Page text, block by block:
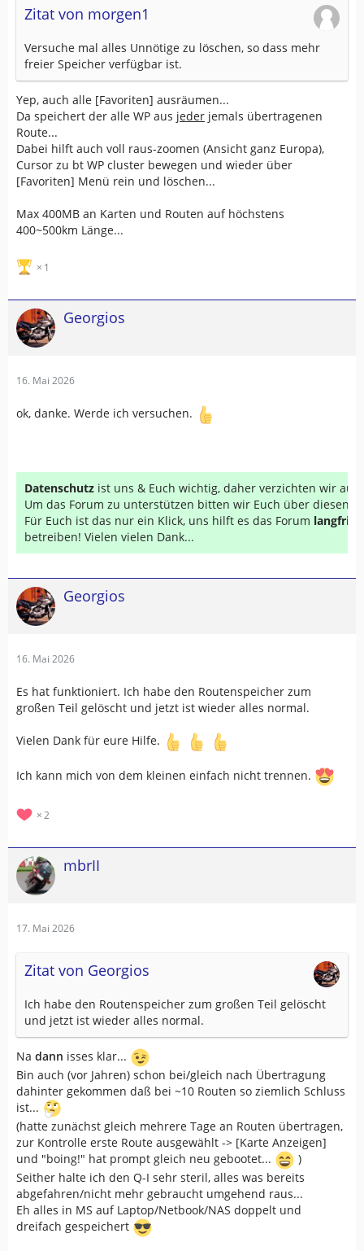
Zitat von morgen1
Versuche mal alles Unnötige zu löschen, so dass mehr
freier Speicher verfügbar ist.
Yep, auch alle [Favoriten] ausräumen...
Da speichert der alle WP aus jeder jemals übertragenen
Route...
Dabei hilft auch voll raus-zoomen (Ansicht ganz Europa),
Cursor zu bt WP cluster bewegen und wieder über
[Favoriten] Menü rein und löschen...
Max 400MB an Karten und Routen auf höchstens
400~500km Länge...
1
Georgios
16. Mai 2026
ok, danke. Werde ich versuchen.
Datenschutz ist uns & Euch wichtig, daher verzichten wir auf
Um das Forum zu unterstützen bitten wir Euch über diesen
Für Euch ist das nur ein Klick, uns hilft es das Forum
betreiben! Vielen vielen Dank...
Georgios
16. Mai 2026
Es hat funktioniert. Ich habe den Routenspeicher zum
großen Teil gelöscht und jetzt ist wieder alles normal.
Vielen Dank für eure Hilfe.
Ich kann mich von dem kleinen einfach nicht trennen.
2
mbrII
17. Mai 2026
Zitat von Georgios
Ich habe den Routenspeicher zum großen Teil gelöscht
und jetzt ist wieder alles normal.
Na dann isses klar...
Bin auch (vor Jahren) schon bei/gleich nach Übertragung
dahinter gekommen daß bei ~10 Routen so ziemlich Schluss
ist...
(hatte zunächst gleich mehrere Tage an Routen übertragen,
zur Kontrolle erste Route ausgewählt -> [Karte Anzeigen]
und "boing!" hat prompt gleich neu gebootet...
)
Seither halte ich den Q-I sehr steril, alles was bereits
abgefahren/nicht mehr gebraucht umgehend raus...
Eh alles in MS auf Laptop/Netbook/NAS doppelt und
dreifach gespeichert